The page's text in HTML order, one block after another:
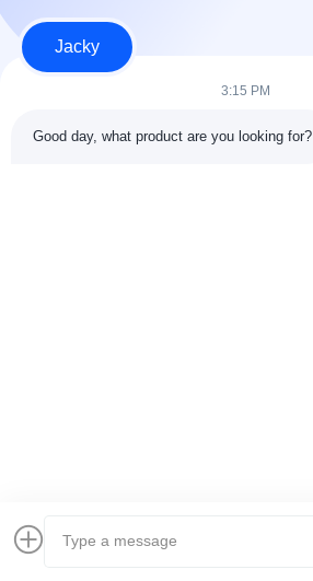
E-posta:
Televizyon:
Whatsapp:
Jacky
3:15 PM
Good day, what product are you looking for?